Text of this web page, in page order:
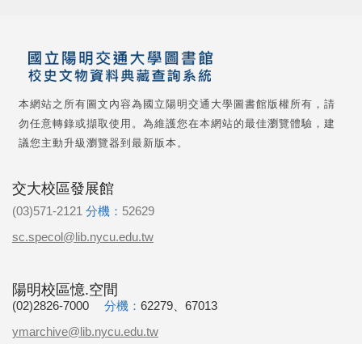
本網站之所有圖文內容為國立陽明交通大學圖書館版權所有，請
勿任意轉錄或擷取使用。為維護您在本網站的最佳瀏覽體驗，建
議您主動升級瀏覽器到最新版本。
交大校區發展館
(03)571-2121 分機： 52629
sc.specol@lib.nycu.edu.tw
陽明校區憶.空間
(02)2826-7000 分機： 62279、67013
ymarchive@lib.nycu.edu.tw